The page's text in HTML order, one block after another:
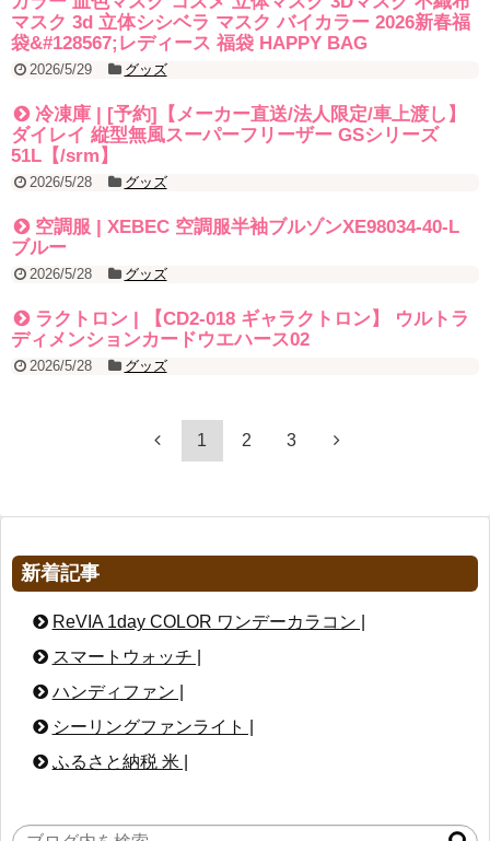
マスク 3d 立体シシベラ マスク バイカラー 2026新春福
袋&#128567;レディース 福袋 HAPPY BAG
2026/5/29 グッズ
冷凍庫 | [予約]【メーカー直送/法人限定/車上渡し】
ダイレイ 縦型無風スーパーフリーザー GSシリーズ
51L【/srm】
2026/5/28 グッズ
空調服 | XEBEC 空調服半袖ブルゾンXE98034-40-L
ブルー
2026/5/28 グッズ
ラクトロン | 【CD2-018 ギャラクトロン】 ウルトラ
ディメンションカードウエハース02
2026/5/28 グッズ
1 2 3
新着記事
ReVIA 1day COLOR ワンデーカラコン |
スマートウォッチ |
ハンディファン |
シーリングファンライト |
ふるさと納税 米 |